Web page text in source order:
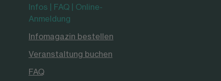
Infos | FAQ | Online-
Anmeldung
Infomagazin bestellen
Veranstaltung buchen
FAQ